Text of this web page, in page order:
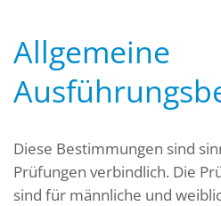
Allgemeine
Diese Bestimmungen sind
Prüfungen verbindlich. Die
sind für männliche und